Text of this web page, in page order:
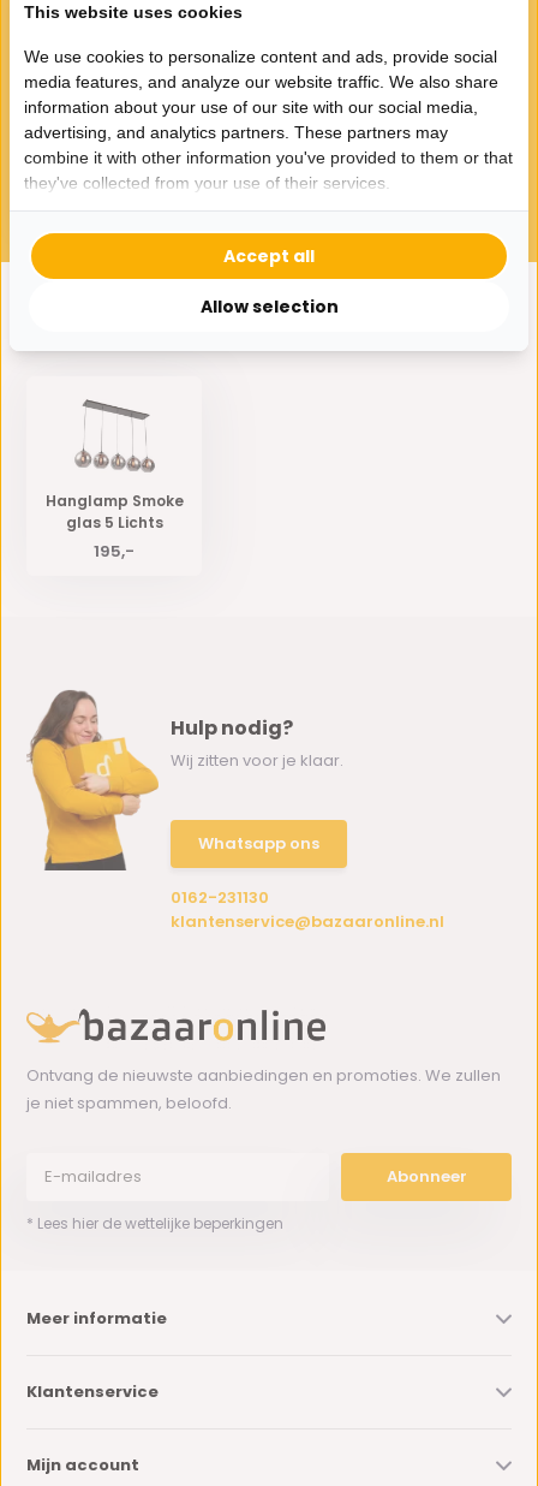
Hanglamp Illusion Smoking
glass 5 lichts
365,-
Hanglamp Smoke
glas 5 Lichts
195,-
Hulp nodig?
Wij zitten voor je klaar.
Whatsapp ons
0162-231130
klantenservice@bazaaronline.nl
Ontvang de nieuwste aanbiedingen en promoties. We zullen
je niet spammen, beloofd.
Abonneer
* Lees hier de wettelijke beperkingen
Meer informatie
Klantenservice
Mijn account
This website uses cookies
We use cookies to personalize content and ads, provide social
media features, and analyze our website traffic. We also share
information about your use of our site with our social media,
advertising, and analytics partners. These partners may
combine it with other information you've provided to them or that
they've collected from your use of their services.
Allow selection
Accept all